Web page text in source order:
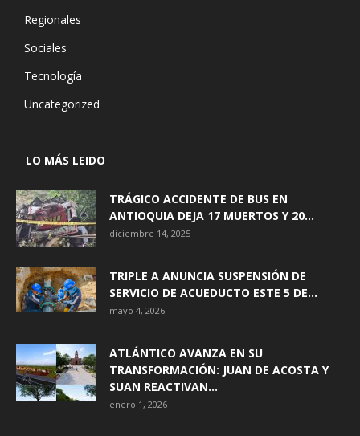
Regionales
Sociales
Tecnología
Uncategorized
LO MÁS LEIDO
TRÁGICO ACCIDENTE DE BUS EN
ANTIOQUIA DEJA 17 MUERTOS Y 20...
diciembre 14, 2025
TRIPLE A ANUNCIA SUSPENSIÓN DE
SERVICIO DE ACUEDUCTO ESTE 5 DE...
mayo 4, 2026
ATLÁNTICO AVANZA EN SU
TRANSFORMACIÓN: JUAN DE ACOSTA Y
SUAN REACTIVAN...
enero 1, 2026